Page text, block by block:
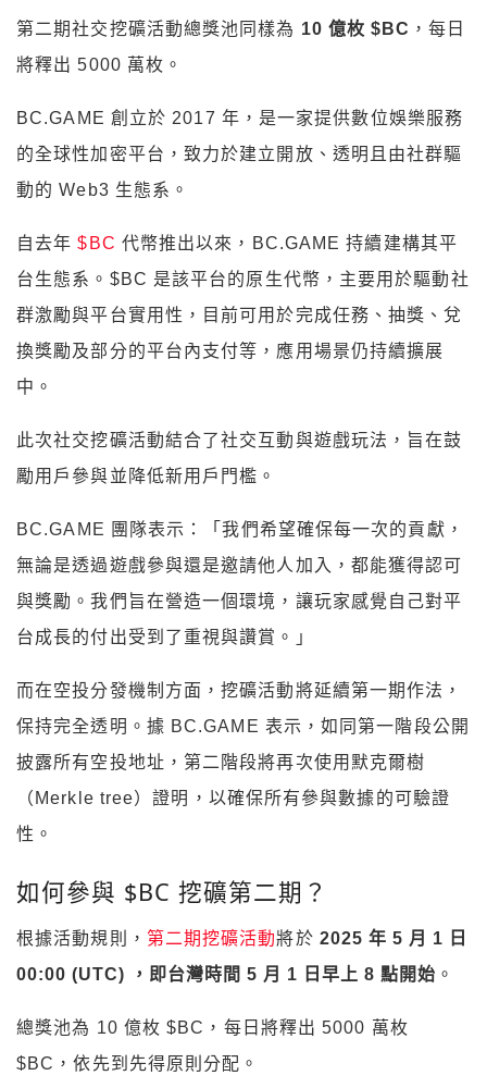
第二期社交挖礦活動總獎池同樣為 10 億枚 $BC ，每日
將釋出 5000 萬枚。
BC.GAME 創立於 2017 年，是一家提供數位娛樂服務
的全球性加密平台，致力於建立開放、透明且由社群驅
動的 Web3 生態系。
自去年 $BC 代幣推出以來，BC.GAME 持續建構其平
台生態系。$BC 是該平台的原生代幣，主要用於驅動社
群激勵與平台實用性，目前可用於完成任務、抽獎、兌
換獎勵及部分的平台內支付等，應用場景仍持續擴展
中。
此次社交挖礦活動結合了社交互動與遊戲玩法，旨在鼓
勵用戶參與並降低新用戶門檻。
BC.GAME 團隊表示：「我們希望確保每一次的貢獻，
無論是透過遊戲參與還是邀請他人加入，都能獲得認可
與獎勵。我們旨在營造一個環境，讓玩家感覺自己對平
台成長的付出受到了重視與讚賞。」
而在空投分發機制方面，挖礦活動將延續第一期作法，
保持完全透明。據 BC.GAME 表示，如同第一階段公開
披露所有空投地址，第二階段將再次使用默克爾樹
（Merkle tree）證明，以確保所有參與數據的可驗證
性。
如何參與 $BC 挖礦第二期？
根據活動規則， 第二期挖礦活動將於 2025 年 5 月 1 日
00:00 (UTC) ，即台灣時間 5 月 1 日早上 8 點開始 。
總獎池為 10 億枚 $BC，每日將釋出 5000 萬枚
$BC，依先到先得原則分配。